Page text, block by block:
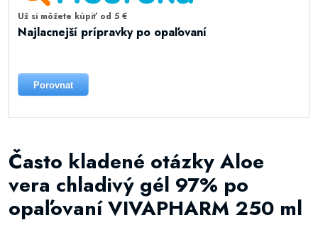
Už si môžete kúpiť od 5 €
Najlacnejší prípravky po opaľovaní
Porovnat
Často kladené otázky Aloe
vera chladivý gél 97% po
opaľovaní VIVAPHARM 250 ml